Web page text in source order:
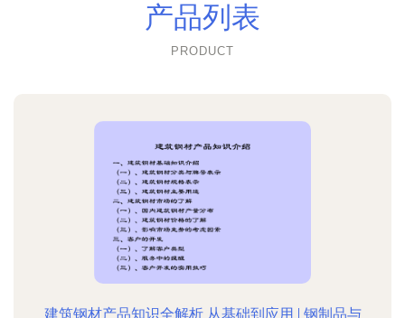
产品列表
PRODUCT
建筑钢材产品知识全解析 从基础到应用 | 钢制品与